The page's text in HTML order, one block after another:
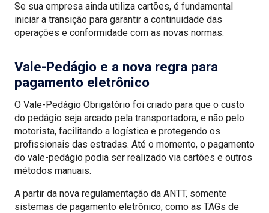
Se sua empresa ainda utiliza cartões, é fundamental
iniciar a transição para garantir a continuidade das
operações e conformidade com as novas normas.
Vale-Pedágio e a nova regra para
pagamento eletrônico
O Vale-Pedágio Obrigatório foi criado para que o custo
do pedágio seja arcado pela transportadora, e não pelo
motorista, facilitando a logística e protegendo os
profissionais das estradas. Até o momento, o pagamento
do vale-pedágio podia ser realizado via cartões e outros
métodos manuais.
A partir da nova regulamentação da ANTT, somente
sistemas de pagamento eletrônico, como as TAGs de